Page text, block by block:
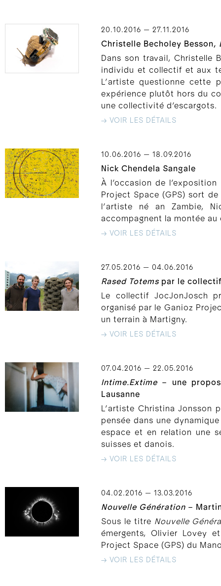
20.10.2016 — 27.11.2016
Christelle Becholey Besson,
Dans son travail, Christelle
individu et collectif et aux
L’artiste questionne cette
expérience plutôt hors du
une collectivité d’escargots.
→ VOIR LES DÉTAILS
10.06.2016 — 18.09.2016
Nick Chendela Sangale
À l’occasion de l’exposition
Project Space (GPS) sort
l’artiste né an Zambie,
accompagnent la montée au
→ VOIR LES DÉTAILS
27.05.2016 — 04.06.2016
Rased Totemspar le
Le collectif JocJonJosch
organisé par le Ganioz
un terrain à Martigny.
→ VOIR LES DÉTAILS
07.04.2016 — 22.05.2016
Intime.Extime – une
Lausanne
L’artiste Christina Jonsson
pensée dans une
espace et en relation une
suisses et danois.
→ VOIR LES DÉTAILS
04.02.2016 — 13.03.2016
Nouvelle Génération –
Sous le titre Nouvelle
émergents, Olivier Lovey
Project Space (GPS) du
→ VOIR LES DÉTAILS